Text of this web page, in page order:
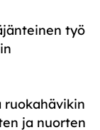
työ
ruokahävikin
ja nuorten